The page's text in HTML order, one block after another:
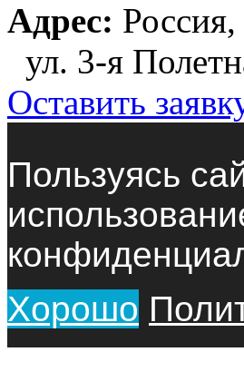
Адрес:
ул. 3-я
Оставить
Пользуясь
Хорошо